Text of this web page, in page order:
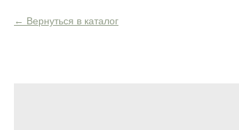
Вернуться в каталог